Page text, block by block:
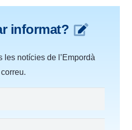
informat?
les notícies de l’Empordà